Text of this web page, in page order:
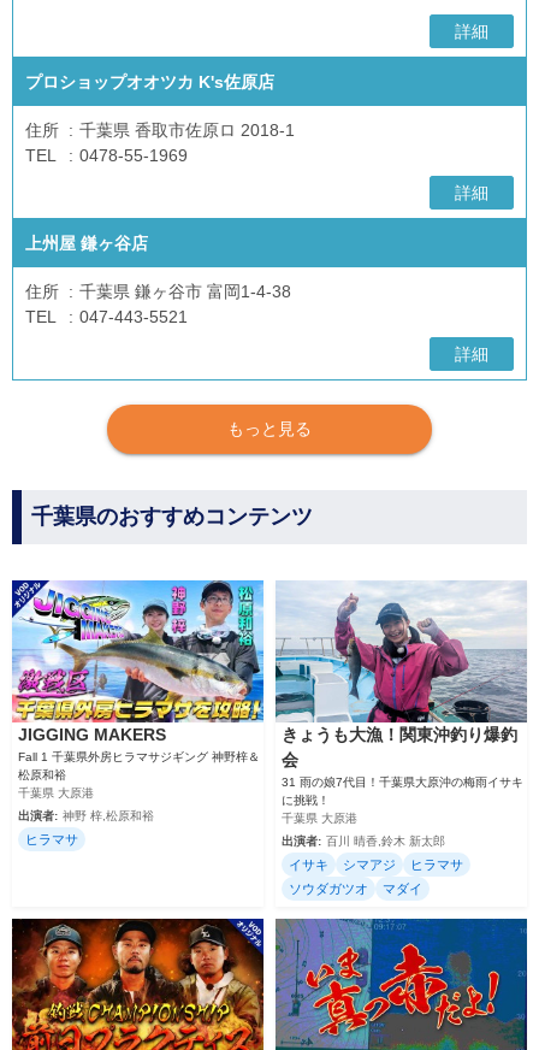
詳細
プロショップオオツカ K's佐原店
住所
千葉県 香取市佐原ロ 2018-1
TEL
0478-55-1969
詳細
上州屋 鎌ヶ谷店
住所
千葉県 鎌ヶ谷市 富岡1-4-38
TEL
047-443-5521
詳細
もっと見る
千葉県のおすすめコンテンツ
JIGGING MAKERS
Fall 1 千葉県外房ヒラマサジギング 神野梓＆
松原和裕
千葉県 大原港
出演者: 神野 梓,松原和裕
ヒラマサ
きょうも大漁！関東沖釣り爆釣
会
31 雨の娘7代目！千葉県大原沖の梅雨イサキ
に挑戦！
千葉県 大原港
出演者: 百川 晴香,鈴木 新太郎
イサキ シマアジ
ヒラマサ
ソウダガツオ
マダイ